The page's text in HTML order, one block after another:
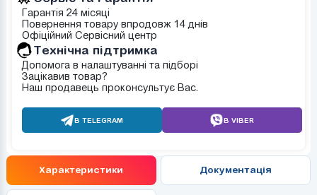
Гарантія 24 місяці
Повернення товару впродовж 14 днів
Офіційний Сервісний центр
Tехнічна підтримка
Допомога в налаштуванні та підборі
Зацікавив товар?
Наш продавець проконсультує Вас.
В TELEGRAM В VIBER
Характеристики Документація